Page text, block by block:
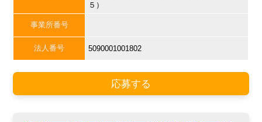
５）
事業所番号
法人番号 5090001001802
応募する